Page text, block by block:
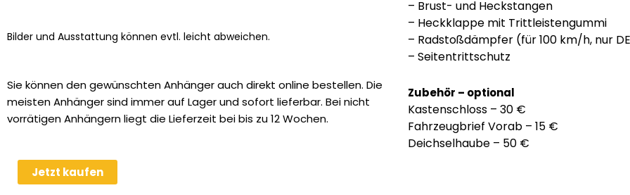
Bilder und Ausstattung können evtl. leicht abweichen.
Sie können den gewünschten Anhänger auch direkt online bestellen. Die
meisten Anhänger sind immer auf Lager und sofort lieferbar. Bei nicht
vorrätigen Anhängern liegt die Lieferzeit bei bis zu 12 Wochen.
Humbaur
Equitos
Jetzt kaufen
– Brust- und Heckstangen
– Heckklappe mit Trittleistengummi
– Radstoßdämpfer (für 100 km/h, nur
– Seitentrittschutz
Zubehör – optional
Kastenschloss – 30 €
Fahrzeugbrief Vorab – 15 €
Deichselhaube – 50 €